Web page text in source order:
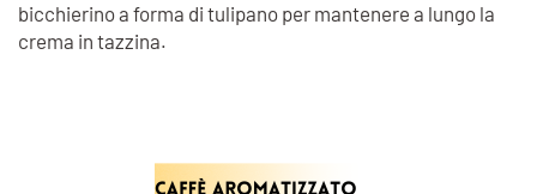
bicchierino a forma di tulipano per mantenere a lungo la
crema in tazzina.